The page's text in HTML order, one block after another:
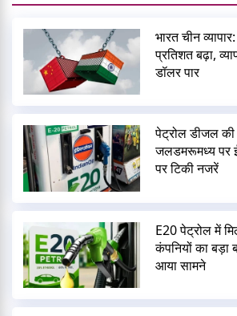
भारत चीन
प्रतिशत बढ़ा,
डॉलर पार
पेट्रोल डीजल की
जलडमरूमध्य पर
पर टिकी नजरें
E20 पेट्रोल में
कंपनियों का बड़ा
आया सामने